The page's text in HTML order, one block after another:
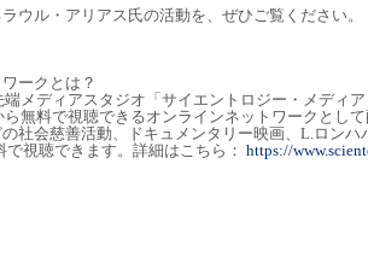
ウル・アリアス氏の活動を、ぜひご覧ください。
ークとは？
メディアスタジオ「サイエントロジー・メディ
無料で視聴できるオンラインネットワークとし
社会慈善活動、ドキュメンタリー映画、L.ロンハ
視聴できます。詳細はこちら： https://